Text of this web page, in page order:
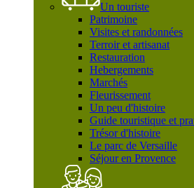
Un touriste
Patrimoine
Visites et randonnées
Terroir et artisanat
Restauration
Hebergements
Marchés
Fleurissement
Un peu d'histoire
Guide touristique et
Trésor d'histoire
Le parc de Versaille
Séjour en Provence